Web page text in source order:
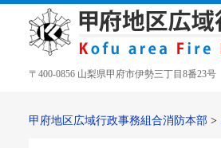
〒400-0856 山梨県甲府市伊勢三丁目8番23
甲府地区広域行政事務組合消防本部 >